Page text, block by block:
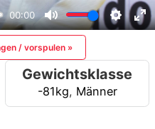
/ vorspulen »
Gewichtsklasse
-81kg, Männer